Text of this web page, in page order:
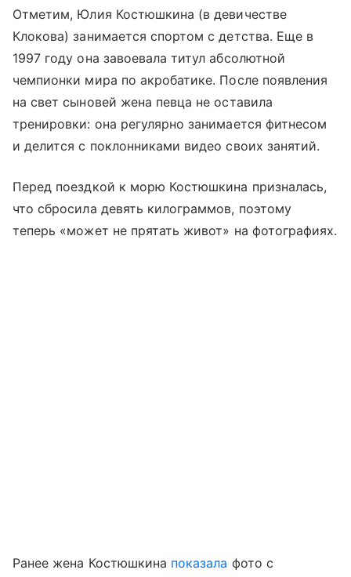
Отметим, Юлия Костюшкина (в девичестве
Клокова) занимается спортом с детства. Еще в
1997 году она завоевала титул абсолютной
чемпионки мира по акробатике. После появления
на свет сыновей жена певца не оставила
тренировки: она регулярно занимается фитнесом
и делится с поклонниками видео своих занятий.
Перед поездкой к морю Костюшкина призналась,
что сбросила девять килограммов, поэтому
теперь «может не прятать живот» на фотографиях.
Ранее жена Костюшкина показала фото с